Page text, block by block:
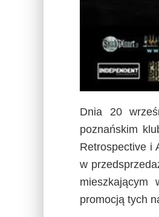
Dnia 20
poznańskim
Retrospective i
w
promocją tych